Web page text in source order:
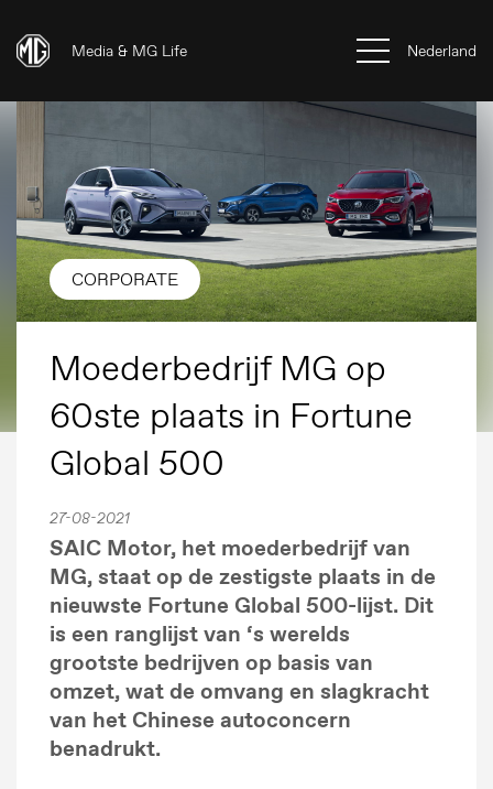
Media & MG Life Nederland
CORPORATE
Moederbedrijf MG op
60ste plaats in Fortune
Global 500
27-08-2021
SAIC Motor, het moederbedrijf van
MG, staat op de zestigste plaats in de
nieuwste Fortune Global 500-lijst. Dit
is een ranglijst van ‘s werelds
grootste bedrijven op basis van
omzet, wat de omvang en slagkracht
van het Chinese autoconcern
benadrukt.